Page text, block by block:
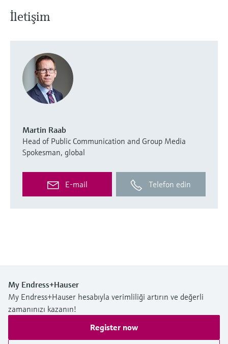
İletişim
Martin Raab
Head of Public Communication and Group Media
Spokesman, global
E-mail Telefon edin
My Endress+Hauser
My Endress+Hauser hesabıyla verimliliği artırın ve değerli
zamanınızı kazanın!
Register now